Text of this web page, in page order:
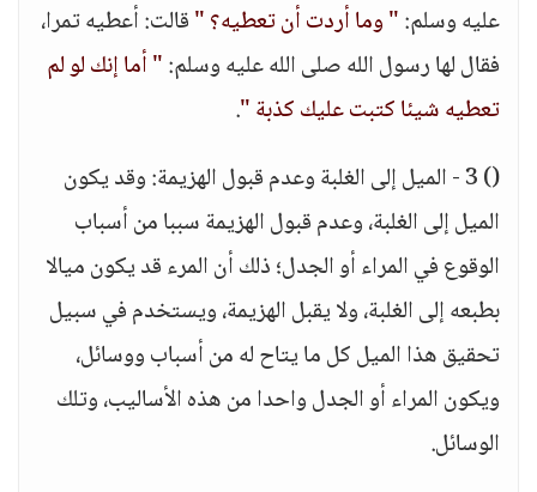
عليه وسلم:" وما أردت أن تعطيه؟ "قالت: أعطيه تمرا،
فقال لها رسول الله صلى الله عليه وسلم:" أما إنك لو لم
تعطيه شيئا كتبت عليك كذبة ".
() 3 - الميل إلى الغلبة وعدم قبول الهزيمة: وقد يكون
الميل إلى الغلبة، وعدم قبول الهزيمة سببا من أسباب
الوقوع في المراء أو الجدل؛ ذلك أن المرء قد يكون ميالا
بطبعه إلى الغلبة، ولا يقبل الهزيمة، ويستخدم في سبيل
تحقيق هذا الميل كل ما يتاح له من أسباب ووسائل،
ويكون المراء أو الجدل واحدا من هذه الأساليب، وتلك
الوسائل.